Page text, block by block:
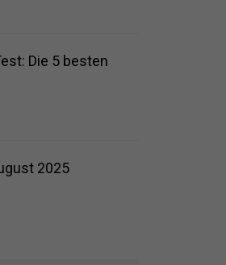
Die 5 besten
2025